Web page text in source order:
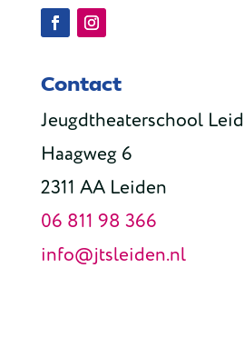
Contact
Jeugdtheaterschool
Haagweg 6
2311 AA Leiden
06 811 98 366
info@jtsleiden.nl